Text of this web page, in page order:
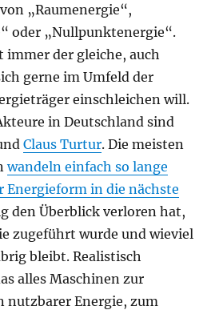
„Raumenergie“,
oder „Nullpunktenergie“.
immer der gleiche, auch
gerne im Umfeld der
einschleichen will.
in Deutschland sind
Claus Turtur. Die meisten
wandeln einfach so lange
Energieform in die nächste
den Überblick verloren hat,
zugeführt wurde und wieviel
bleibt. Realistisch
alles Maschinen zur
nutzbarer Energie, zum